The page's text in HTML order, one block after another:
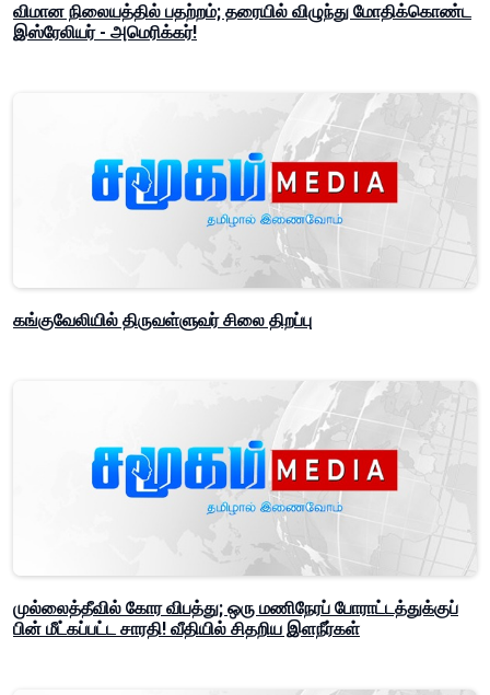
விமான நிலையத்தில் பதற்றம்; தரையில் விழுந்து மோதிக்கொண்ட
இஸ்ரேலியர் - அமெரிக்கர்!
கங்குவேலியில் திருவள்ளுவர் சிலை திறப்பு
முல்லைத்தீவில் கோர விபத்து; ஒரு மணிநேரப் போராட்டத்துக்குப்
பின் மீட்கப்பட்ட சாரதி! வீதியில் சிதறிய இளநீர்கள்